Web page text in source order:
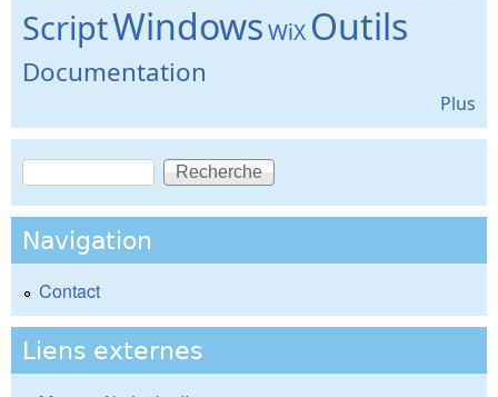
ScriptWindowsWiX Outils
Documentation
Plus
Formulaire de recherche
Recherche
Navigation
Contact
Liens externes